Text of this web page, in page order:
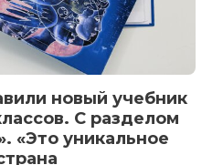
новый учебник
С разделом
«Это уникальное